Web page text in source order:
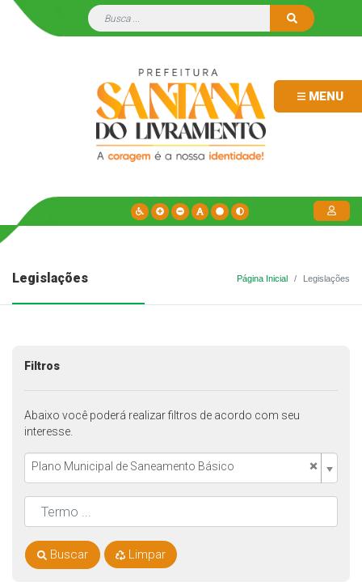
MENU
Legislações Página Inicial Legislações
Filtros
Abaixo você poderá realizar filtros de acordo com seu
interesse.
×
Plano Municipal de Saneamento Básico
Buscar Limpar